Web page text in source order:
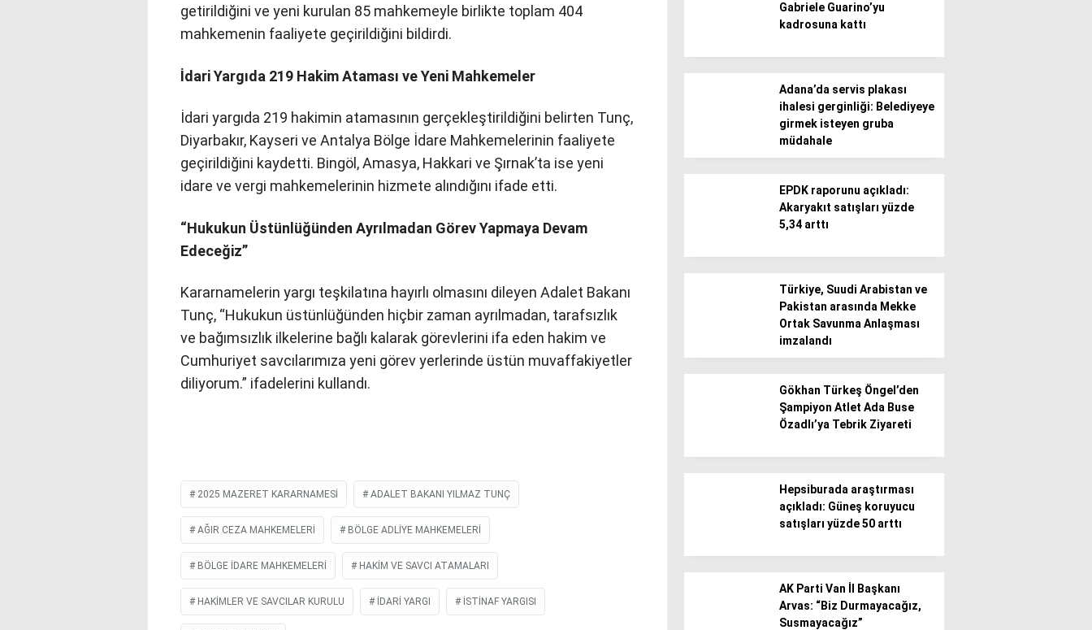
getirildiğini ve yeni kurulan 85 mahkemeyle birlikte toplam 404
mahkemenin faaliyete geçirildiğini bildirdi.
İdari Yargıda 219 Hakim Ataması ve Yeni Mahkemeler
İdari yargıda 219 hakimin atamasının gerçekleştirildiğini belirten Tunç,
Diyarbakır, Kayseri ve Antalya Bölge İdare Mahkemelerinin faaliyete
geçirildiğini kaydetti. Bingöl, Amasya, Hakkari ve Şırnak’ta ise yeni
idare ve vergi mahkemelerinin hizmete alındığını ifade etti.
“Hukukun Üstünlüğünden Ayrılmadan Görev Yapmaya Devam
Edeceğiz”
Kararnamelerin yargı teşkilatına hayırlı olmasını dileyen Adalet Bakanı
Tunç, “Hukukun üstünlüğünden hiçbir zaman ayrılmadan, tarafsızlık
ve bağımsızlık ilkelerine bağlı kalarak görevlerini ifa eden hakim ve
Cumhuriyet savcılarımıza yeni görev yerlerinde üstün muvaffakiyetler
diliyorum.” ifadelerini kullandı.
2025 MAZERET KARARNAMESI ADALET BAKANI YILMAZ TUNÇ
AĞIR CEZA MAHKEMELERI BÖLGE ADLIYE MAHKEMELERI
BÖLGE IDARE MAHKEMELERI HAKIM VE SAVCI ATAMALARI
HAKIMLER VE SAVCILAR KURULU IDARI YARGI ISTINAF YARGISI
Gabriele Guarino’yu
kadrosuna kattı
Adana’da servis plakası
ihalesi gerginliği: Belediyeye
girmek isteyen gruba
müdahale
EPDK raporunu açıkladı:
Akaryakıt satışları yüzde
5,34 arttı
Türkiye, Suudi Arabistan ve
Pakistan arasında Mekke
Ortak Savunma Anlaşması
imzalandı
Gökhan Türkeş Öngel’den
Şampiyon Atlet Ada Buse
Özadlı’ya Tebrik Ziyareti
Hepsiburada araştırması
açıkladı: Güneş koruyucu
satışları yüzde 50 arttı
AK Parti Van İl Başkanı
Arvas: “Biz Durmayacağız,
Susmayacağız”